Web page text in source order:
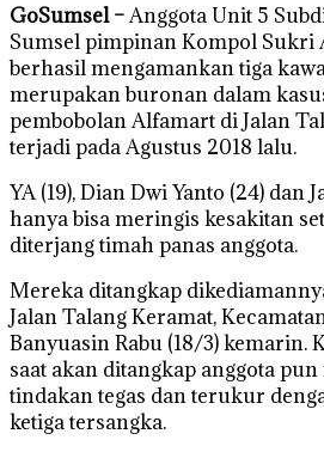
GoSumsel –Anggota Unit 5
Sumsel pimpinan Kompol Sukri
berhasil mengamankan tiga
merupakan buronan dalam
pembobolan Alfamart di Jalan
terjadi pada Agustus 2018 lalu.
YA (19), Dian Dwi Yanto (24) dan
hanya bisa meringis kesakitan
diterjang timah panas anggota.
Mereka ditangkap
Jalan Talang Keramat,
Banyuasin Rabu (18/3)
saat akan ditangkap anggota
tindakan tegas dan terukur
ketiga tersangka.